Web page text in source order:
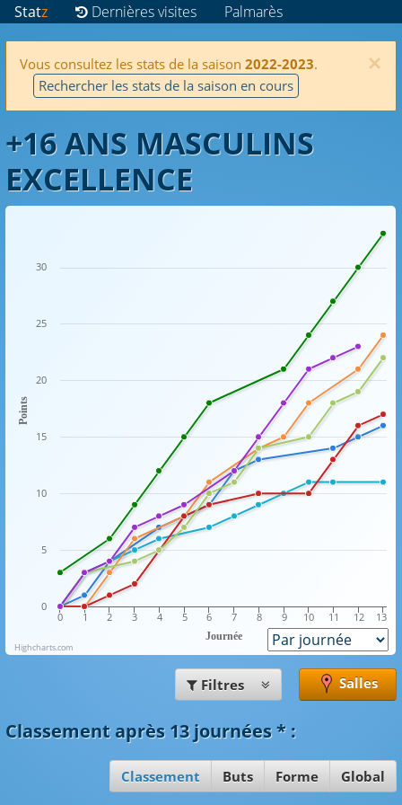
Statz Dernières visites Palmarès
×
Vous consultez les stats de la saison 2022-2023.
Rechercher les stats de la saison en cours
+16 ANS MASCULINS
EXCELLENCE
Journée
Points
0 1 2 3 4 5 6 7 8 9 10 11 12 13
0
5
10
15
20
25
30
Highcharts.com
Filtres Salles
Classement après 13 journées*:
Classement Buts Forme Global